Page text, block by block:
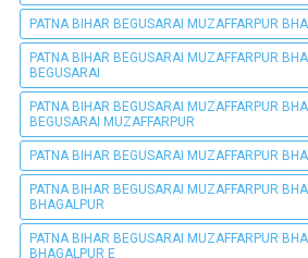
PATNA BIHAR BEGUSARAI MUZAFFARPUR
PATNA BIHAR BEGUSARAI MUZAFFARPUR
BEGUSARAI
PATNA BIHAR BEGUSARAI MUZAFFARPUR
BEGUSARAI MUZAFFARPUR
PATNA BIHAR BEGUSARAI MUZAFFARPUR
PATNA BIHAR BEGUSARAI MUZAFFARPUR
BHAGALPUR
PATNA BIHAR BEGUSARAI MUZAFFARPUR
BHAGALPUR E